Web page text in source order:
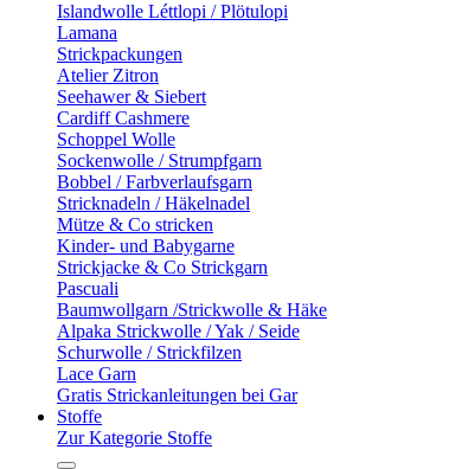
Islandwolle Léttlopi / Plötulopi
Lamana
Strickpackungen
Atelier Zitron
Seehawer & Siebert
Cardiff Cashmere
Schoppel Wolle
Sockenwolle / Strumpfgarn
Bobbel / Farbverlaufsgarn
Stricknadeln / Häkelnadel
Mütze & Co stricken
Kinder- und Babygarne
Strickjacke & Co Strickgarn
Pascuali
Baumwollgarn /Strickwolle & Häke
Alpaka Strickwolle / Yak / Seide
Schurwolle / Strickfilzen
Lace Garn
Gratis Strickanleitungen bei Gar
Stoffe
Zur Kategorie Stoffe